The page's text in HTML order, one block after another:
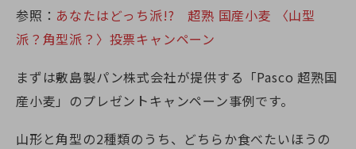
参照： あなたはどっち派!? 超熟 国産小麦 〈山型
派？角型派？〉投票キャンペーン
まずは敷島製パン株式会社が提供する「Pasco 超熟国
産小麦」のプレゼントキャンペーン事例です。
山形と角型の2種類のうち、どちらか食べたいほうの